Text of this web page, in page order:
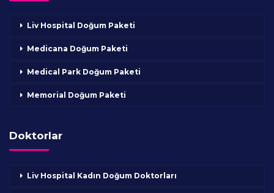
Liv Hospital Doğum Paketi
Medicana Doğum Paketi
Medical Park Doğum Paketi
Memorial Doğum Paketi
Doktorlar
Liv Hospital Kadın Doğum Doktorları